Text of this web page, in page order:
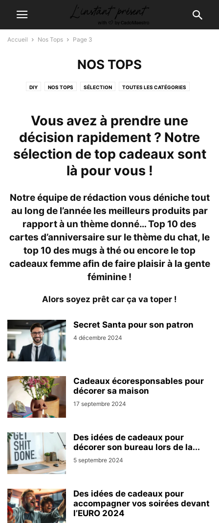
Accueil Nos Tops Page 3
NOS TOPS
DIY NOS TOPS SÉLECTION TOUTES LES CATÉGORIES
Vous avez à prendre une
décision rapidement ? Notre
sélection de top cadeaux sont
là pour vous !
Notre équipe de rédaction vous déniche tout
au long de l’année les meilleurs produits par
rapport à un thème donné… Top 10 des
cartes d’anniversaire sur le thème du chat, le
top 10 des mugs à thé ou encore le top
cadeaux femme afin de faire plaisir à la gente
féminine !
Alors soyez prêt car ça va toper !
Secret Santa pour son patron
4 décembre 2024
Cadeaux écoresponsables pour
décorer sa maison
17 septembre 2024
Des idées de cadeaux pour
décorer son bureau lors de la...
5 septembre 2024
Des idées de cadeaux pour
accompagner vos soirées devant
l’EURO 2024